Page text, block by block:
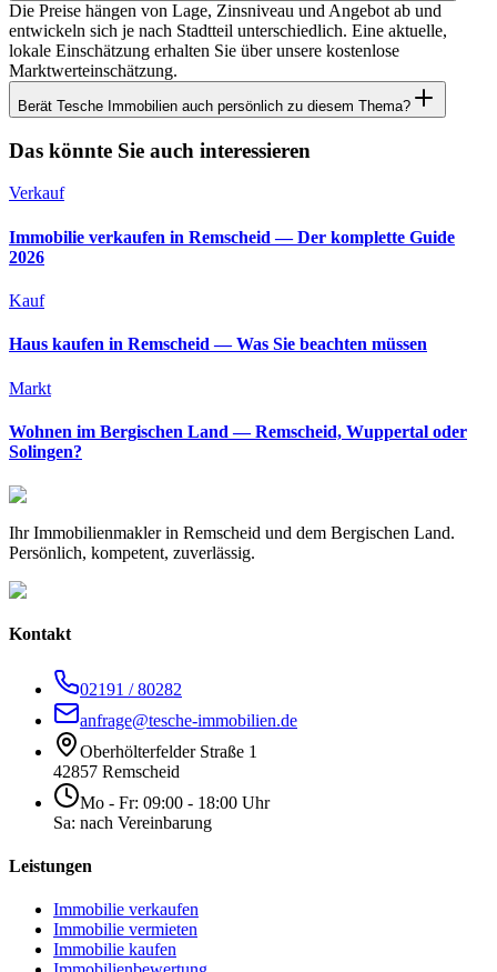
Die Preise hängen von Lage, Zinsniveau und Angebot ab und
entwickeln sich je nach Stadtteil unterschiedlich. Eine aktuelle,
lokale Einschätzung erhalten Sie über unsere kostenlose
Marktwerteinschätzung.
Berät Tesche Immobilien auch persönlich zu diesem Thema?
Das könnte Sie auch interessieren
Verkauf
Immobilie verkaufen in Remscheid — Der komplette Guide
2026
Kauf
Haus kaufen in Remscheid — Was Sie beachten müssen
Markt
Wohnen im Bergischen Land — Remscheid, Wuppertal oder
Solingen?
Ihr Immobilienmakler in Remscheid und dem Bergischen Land.
Persönlich, kompetent, zuverlässig.
Kontakt
02191 / 80282
anfrage@tesche-immobilien.de
Oberhölterfelder Straße 1
42857 Remscheid
Mo - Fr: 09:00 - 18:00 Uhr
Sa: nach Vereinbarung
Leistungen
Immobilie verkaufen
Immobilie vermieten
Immobilie kaufen